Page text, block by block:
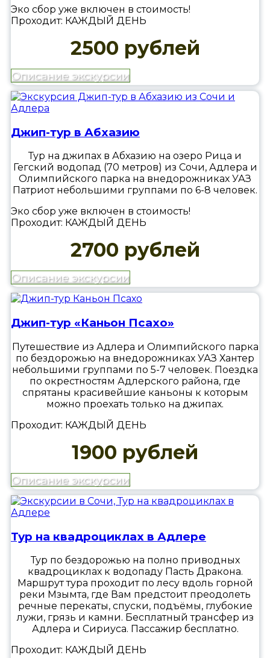
Эко сбор уже включен в стоимость!
Проходит: КАЖДЫЙ ДЕНЬ
2500 рублей
Описание экскурсии
Джип-тур в Абхазию
Тур на джипах в Абхазию на озеро Рица и
Гегский водопад (70 метров) из Сочи, Адлера и
Олимпийского парка на внедорожниках УАЗ
Патриот небольшими группами по 6-8 человек.
Эко сбор уже включен в стоимость!
Проходит: КАЖДЫЙ ДЕНЬ
2700 рублей
Описание экскурсии
Джип-тур «Каньон Псахо»
Путешествие из Адлера и Олимпийского парка
по бездорожью на внедорожниках УАЗ Хантер
небольшими группами по 5-7 человек. Поездка
по окрестностям Адлерского района, где
спрятаны красивейшие каньоны к которым
можно проехать только на джипах.
Проходит: КАЖДЫЙ ДЕНЬ
1900 рублей
Описание экскурсии
Тур на квадроциклах в Адлере
Тур по бездорожью на полно приводных
квадроциклах к водопаду Пасть Дракона.
Маршрут тура проходит по лесу вдоль горной
реки Мзымта, где Вам предстоит преодолеть
речные перекаты, спуски, подъёмы, глубокие
лужи, грязь и камни. Бесплатный трансфер из
Адлера и Сириуса. Пассажир бесплатно.
Проходит: КАЖДЫЙ ДЕНЬ